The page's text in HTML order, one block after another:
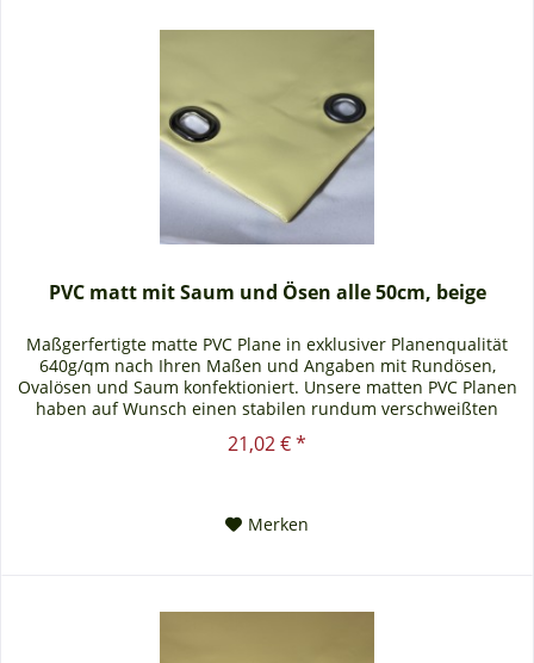
PVC matt mit Saum und Ösen alle 50cm, beige
Maßgerfertigte matte PVC Plane in exklusiver Planenqualität
640g/qm nach Ihren Maßen und Angaben mit Rundösen,
Ovalösen und Saum konfektioniert. Unsere matten PVC Planen
haben auf Wunsch einen stabilen rundum verschweißten
21,02 € *
Merken